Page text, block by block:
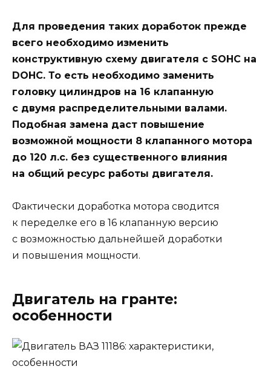
Для проведения таких доработок прежде
всего необходимо изменить
конструктивную схему двигателя с SOHC на
DOHC. То есть необходимо заменить
головку цилиндров на 16 клапанную
с двумя распределительными валами.
Подобная замена даст повышение
возможной мощности 8 клапанного мотора
до 120 л.с. без существенного влияния
на общий ресурс работы двигателя.
Фактически доработка мотора сводится
к переделке его в 16 клапанную версию
с возможностью дальнейшей доработки
и повышения мощности.
Двигатель на гранте:
особенности